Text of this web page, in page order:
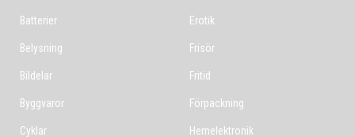
Batterier
Belysning
Bildelar
Byggvaror
Cyklar
Erotik
Frisör
Fritid
Förpackning
Hemelektronik